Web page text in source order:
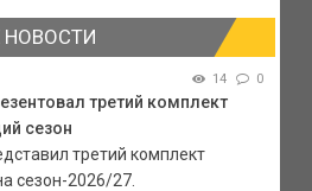
14 0
третий комплект
сезон
третий комплект
сезон-2026/27.